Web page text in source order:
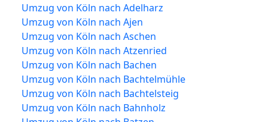
Umzug von Köln nach Adelharz
Umzug von Köln nach Ajen
Umzug von Köln nach Aschen
Umzug von Köln nach Atzenried
Umzug von Köln nach Bachen
Umzug von Köln nach Bachtelmühle
Umzug von Köln nach Bachtelsteig
Umzug von Köln nach Bahnholz